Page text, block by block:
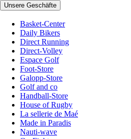
Unsere Geschäfte
Basket-Center
Daily Bikers
Direct Running
Direct-Volley
Espace Golf
Foot-Store
Galopp-Store
Golf and co
Handball-Store
House of Rugby
La sellerie de Maé
Made in Paradis
Nauti-wave